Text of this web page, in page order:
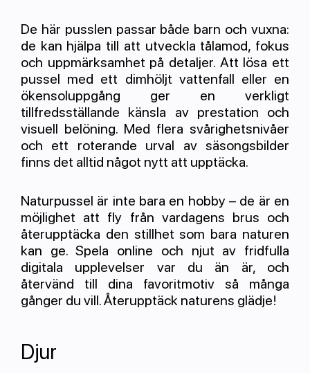
De här pusslen passar både barn och vuxna:
de kan hjälpa till att utveckla tålamod, fokus
och uppmärksamhet på detaljer. Att lösa ett
pussel med ett dimhöljt vattenfall eller en
ökensoluppgång ger en verkligt
tillfredsställande känsla av prestation och
visuell belöning. Med flera svårighetsnivåer
och ett roterande urval av säsongsbilder
finns det alltid något nytt att upptäcka.
Naturpussel är inte bara en hobby – de är en
möjlighet att fly från vardagens brus och
återupptäcka den stillhet som bara naturen
kan ge. Spela online och njut av fridfulla
digitala upplevelser var du än är, och
återvänd till dina favoritmotiv så många
gånger du vill. Återupptäck naturens glädje!
Djur